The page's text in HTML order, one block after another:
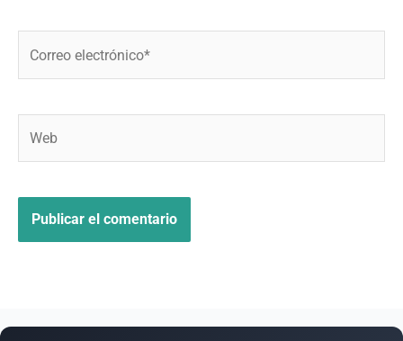
electrónico*